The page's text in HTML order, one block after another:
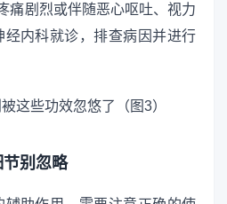
痛剧烈或伴随恶心呕吐、视力
内科就诊，排查病因并进行
别忽略